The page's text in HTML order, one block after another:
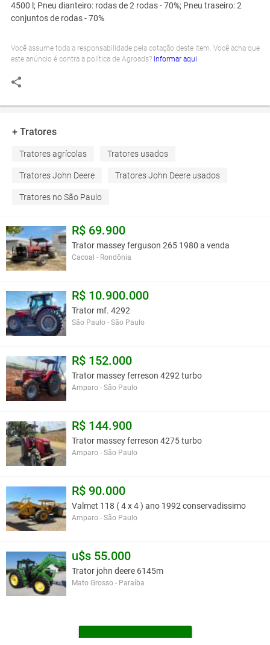
4500 l; Pneu dianteiro: rodas de 2 rodas - 70%; Pneu traseiro: 2
conjuntos de rodas - 70%
Você assume toda a responsabilidade pela cotação deste item. Você acha que
este anúncio é contra a política de Agroads? Informar aqui
+ Tratores
Tratores agrícolas Tratores usados
Tratores John Deere Tratores John Deere usados
Tratores no São Paulo
R$ 69.900
Trator massey ferguson 265 1980 a venda
Cacoal - Rondônia
R$ 10.900.000
Trator mf. 4292
São Paulo - São Paulo
R$ 152.000
Trator massey ferreson 4292 turbo
Amparo - São Paulo
R$ 144.900
Trator massey ferreson 4275 turbo
Amparo - São Paulo
R$ 90.000
Valmet 118 ( 4 x 4 ) ano 1992 conservadissimo
Amparo - São Paulo
u$s 55.000
Trator john deere 6145m
Mato Grosso - Paraíba